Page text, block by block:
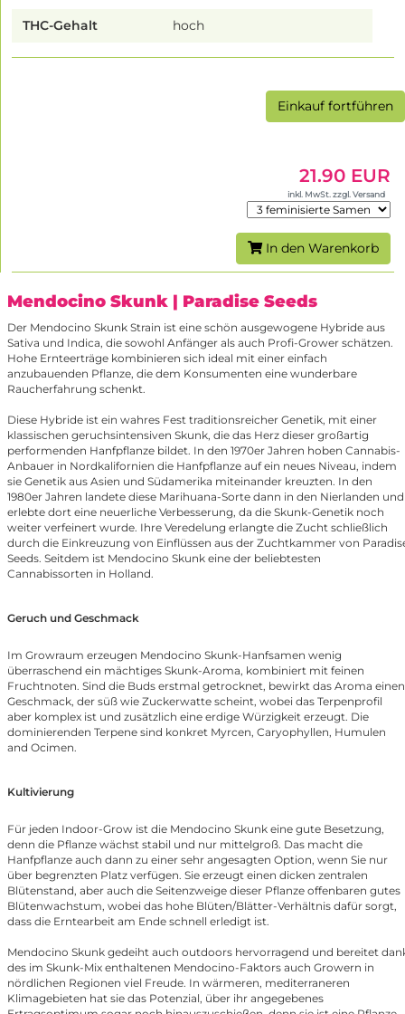
THC-Gehalt hoch
Einkauf fortführen
21.90 EUR
inkl. MwSt. zzgl. Versand
In den Warenkorb
Mendocino Skunk | Paradise Seeds
Der Mendocino Skunk Strain ist eine schön ausgewogene Hybride aus
Sativa und Indica, die sowohl Anfänger als auch Profi-Grower schätzen.
Hohe Ernteerträge kombinieren sich ideal mit einer einfach
anzubauenden Pflanze, die dem Konsumenten eine wunderbare
Raucherfahrung schenkt.
Diese Hybride ist ein wahres Fest traditionsreicher Genetik, mit einer
klassischen geruchsintensiven Skunk, die das Herz dieser großartig
performenden Hanfpflanze bildet. In den 1970er Jahren hoben Cannabis-
Anbauer in Nordkalifornien die Hanfpflanze auf ein neues Niveau, indem
sie Genetik aus Asien und Südamerika miteinander kreuzten. In den
1980er Jahren landete diese Marihuana-Sorte dann in den Nierlanden und
erlebte dort eine neuerliche Verbesserung, da die Skunk-Genetik noch
weiter verfeinert wurde. Ihre Veredelung erlangte die Zucht schließlich
durch die Einkreuzung von Einflüssen aus der Zuchtkammer von
Seeds. Seitdem ist Mendocino Skunk eine der beliebtesten
Cannabissorten in Holland.
Geruch und Geschmack
Im Growraum erzeugen Mendocino Skunk-Hanfsamen wenig
überraschend ein mächtiges Skunk-Aroma, kombiniert mit feinen
Fruchtnoten. Sind die Buds erstmal getrocknet, bewirkt das Aroma einen
Geschmack, der süß wie Zuckerwatte scheint, wobei das Terpenprofil
aber komplex ist und zusätzlich eine erdige Würzigkeit erzeugt. Die
dominierenden Terpene sind konkret Myrcen, Caryophyllen, Humulen
and Ocimen.
Kultivierung
Für jeden Indoor-Grow ist die Mendocino Skunk eine gute Besetzung,
denn die Pflanze wächst stabil und nur mittelgroß. Das macht die
Hanfpflanze auch dann zu einer sehr angesagten Option, wenn Sie nur
über begrenzten Platz verfügen. Sie erzeugt einen dicken zentralen
Blütenstand, aber auch die Seitenzweige dieser Pflanze offenbaren gutes
Blütenwachstum, wobei das hohe Blüten/Blätter-Verhältnis dafür sorgt,
dass die Erntearbeit am Ende schnell erledigt ist.
Mendocino Skunk gedeiht auch outdoors hervorragend und bereitet
des im Skunk-Mix enthaltenen Mendocino-Faktors auch Growern in
nördlichen Regionen viel Freude. In wärmeren, mediterraneren
Klimagebieten hat sie das Potenzial, über ihr angegebenes